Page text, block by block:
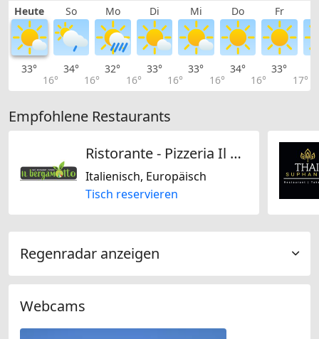
Heute So Mo Di Mi Do Fr
33°
16°
34°
16°
32°
16°
33°
16°
33°
16°
34°
16°
33°
17°
Empfohlene Restaurants
Ristorante - Pizzeria Il Bergamotto
Italienisch, Europäisch
Tisch reservieren
Regenradar anzeigen
Webcams